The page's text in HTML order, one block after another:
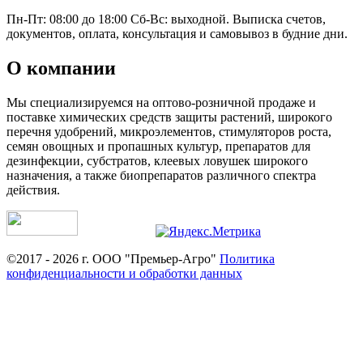
Пн-Пт: 08:00 до 18:00 Сб-Вс: выходной. Выписка счетов,
документов, оплата, консультация и самовывоз в будние дни.
О компании
Мы специализируемся на оптово-розничной продаже и
поставке химических средств защиты растений, широкого
перечня удобрений, микроэлементов, стимуляторов роста,
семян овощных и пропашных культур, препаратов для
дезинфекции, субстратов, клеевых ловушек широкого
назначения, а также биопрепаратов различного спектра
действия.
©2017 - 2026 г. ООО "Премьер-Агро" Политика
конфиденциальности и обработки данных